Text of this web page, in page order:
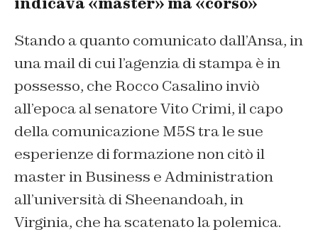
Stando a quanto comunicato dall’Ansa, in
una mail di cui l’agenzia di stampa è in
possesso, che Rocco Casalino inviò
all’epoca al senatore Vito Crimi, il capo
della comunicazione M5S tra le sue
esperienze di formazione non citò il
master in Business e Administration
all’università di Sheenandoah, in
Virginia, che ha scatenato la polemica.